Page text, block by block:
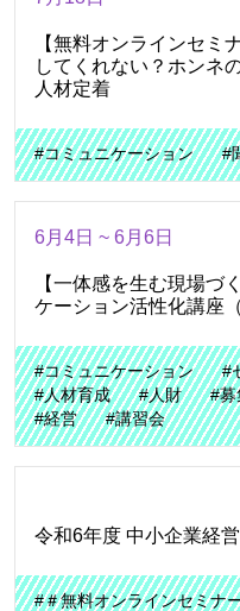
【無料オンラインセミ
してくれない？ホンネ
人材定着
#コミュニケーション #
6月4日 ~ 6月6日
【一体感を生む現場づ
ケーション活性化講座
#コミュニケーション #
#人材育成
#人財 #募
#経営
#講習会
令和6年度 中小企業経
#＃無料オンラインセミナ